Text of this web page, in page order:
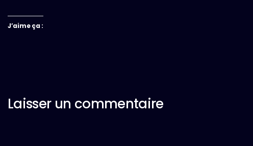
J’aime ça :
Laisser un commentaire